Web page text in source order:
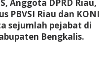
Anggota DPRD Riau,
PBVSI Riau dan KONI
sejumlah pejabat di
Bengkalis.